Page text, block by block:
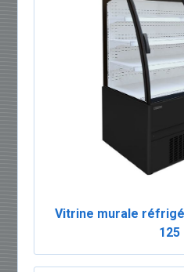
Vitrine murale
125